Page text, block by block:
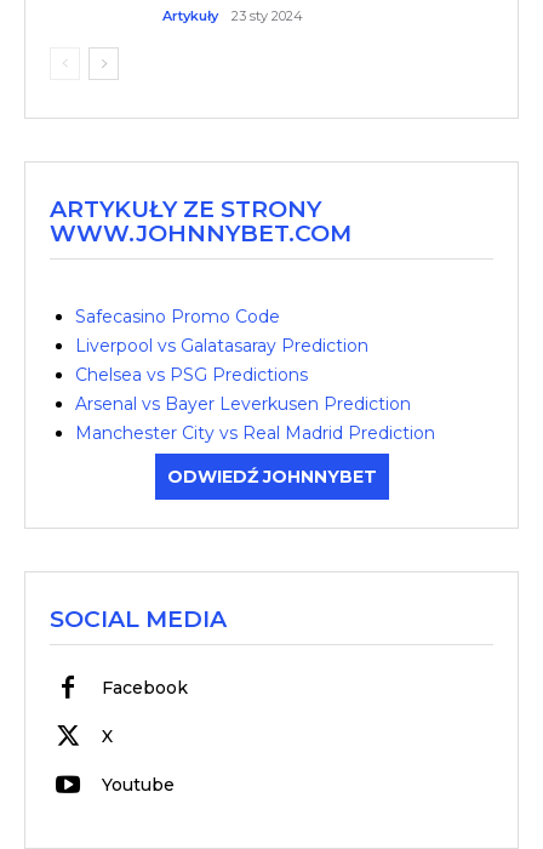
Artykuły 23 sty 2024
ARTYKUŁY ZE STRONY
WWW.JOHNNYBET.COM
Safecasino Promo Code
Liverpool vs Galatasaray Prediction
Chelsea vs PSG Predictions
Arsenal vs Bayer Leverkusen Prediction
Manchester City vs Real Madrid Prediction
ODWIEDŹ JOHNNYBET
SOCIAL MEDIA
Facebook
X
Youtube